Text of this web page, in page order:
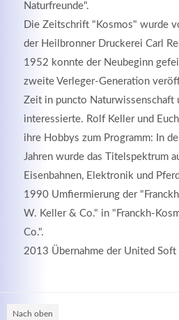
Naturfreunde".
Die Zeitschrift "Kosmos" wurde
der Heilbronner Druckerei Carl
1952 konnte der Neubeginn
zweite Verleger-Generation
Zeit in puncto Naturwissenschaft
interessierte. Rolf Keller und
ihre Hobbys zum Programm: In
Jahren wurde das Titelspektrum
Eisenbahnen, Elektronik und
1990 Umfiermierung der
W. Keller & Co." in "Franckh-
Co.".
2013 Übernahme der United Soft
Nach oben
Modern &
MEHR